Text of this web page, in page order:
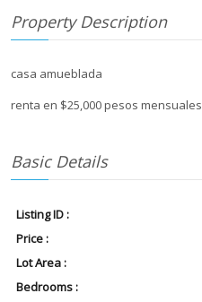
Property Description
casa amueblada
renta en $25,000 pesos mensuales
Basic Details
Listing ID :
Price :
Lot Area :
Bedrooms :